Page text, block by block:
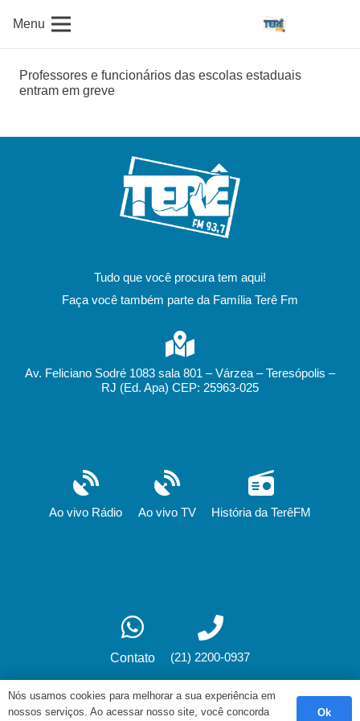
Menu
Professores e funcionários das escolas estaduais
entram em greve
Tudo que você procura tem aqui!
Faça você também parte da Família Terê Fm
Av. Feliciano Sodré 1083 sala 801 – Várzea – Teresópolis –
RJ (Ed. Apa) CEP: 25963-025
Ao vivo Rádio Ao vivo TV História da TerêFM
Contato (21) 2200-0937
Desenvolvimento: fox.art.br
Nós usamos cookies para melhorar a sua experiência em
nossos serviços. Ao acessar nosso site, você concorda
Ok